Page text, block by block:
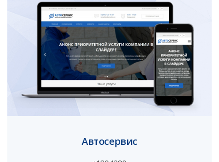
Автосервис